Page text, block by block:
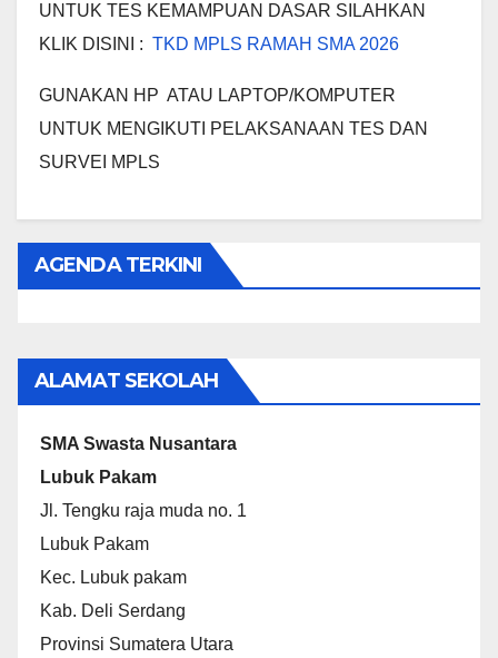
UNTUK TES KEMAMPUAN DASAR SILAHKAN
KLIK DISINI : TKD MPLS RAMAH SMA 2026
GUNAKAN HP ATAU LAPTOP/KOMPUTER
UNTUK MENGIKUTI PELAKSANAAN TES DAN
SURVEI MPLS
AGENDA TERKINI
ALAMAT SEKOLAH
SMA Swasta Nusantara
Lubuk Pakam
Jl. Tengku raja muda no. 1
Lubuk Pakam
Kec. Lubuk pakam
Kab. Deli Serdang
Provinsi Sumatera Utara